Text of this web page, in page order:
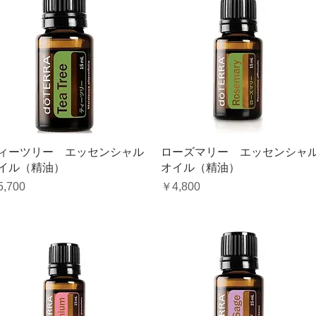
クイックビュー
ーツリー エッセンシャル
ル（精油）
クイックビュー
ローズマリー エッセンシャ
オイル（精油）
価格
￥4,800